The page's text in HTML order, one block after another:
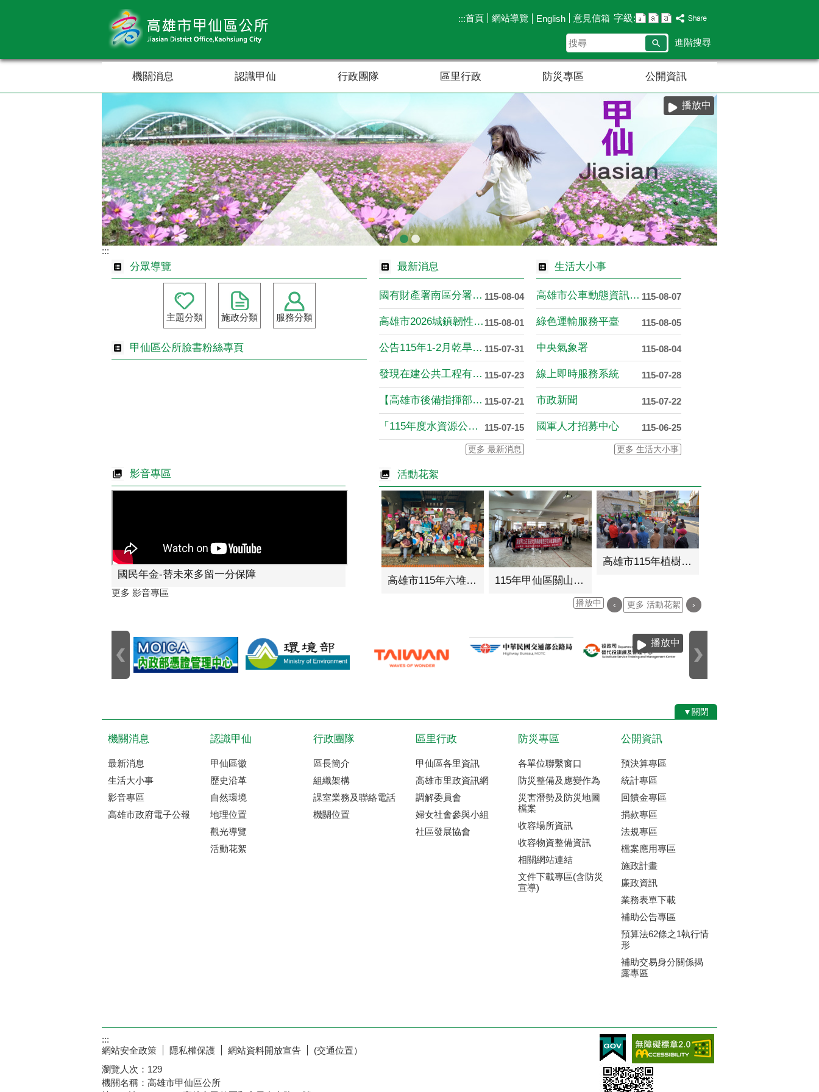
:::首頁 網站導覽 English 意見信箱 字級:
搜
尋
進階搜尋
機關消息 認識甲仙 行政團隊 區里行政 防災專區 公開資訊
播放中
:::
分眾導覽
主題分類 施政分類 服務分類
甲仙區公所臉書粉絲專頁
影音專區
國民年金-替未來多留一分保障
更多 影音專區
最新消息
115-08-04
國有財產署南區分署公告 放租....
115-08-01
高雄市2026城鎮韌性(防空)....
115-07-31
公告115年1-2月乾旱(遲發....
115-07-23
發現在建公共工程有缺失可透過全....
115-07-21
【高雄市後備指揮部機動服務臺】....
115-07-15
「115年度水資源公益支出社區....
更多 最新消息
生活大小事
115-08-07
高雄市公車動態資訊系統
115-08-05
綠色運輸服務平臺
115-08-04
中央氣象署
115-07-28
線上即時服務系統
115-07-22
市政新聞
115-06-25
國軍人才招募中心
更多 生活大小事
活動花絮
高雄市115年六堆日紀念活動 115年甲仙區關山里防災演練
高雄市115年植樹節小樹苗贈送活動圓滿成功
播放中 ‹ 更多 活動花絮 ›
播放中
▼關閉
機關消息
最新消息
生活大小事
影音專區
高雄市政府電子公報
認識甲仙
甲仙區徽
歷史沿革
自然環境
地理位置
觀光導覽
活動花絮
行政團隊
區長簡介
組織架構
課室業務及聯絡電話
機關位置
區里行政
甲仙區各里資訊
高雄市里政資訊網
調解委員會
婦女社會參與小組
社區發展協會
防災專區
各單位聯繫窗口
防災整備及應變作為
災害潛勢及防災地圖
檔案
收容場所資訊
收容物資整備資訊
相關網站連結
文件下載專區(含防災
宣導)
公開資訊
預決算專區
統計專區
回饋金專區
捐款專區
法規專區
檔案應用專區
施政計畫
廉政資訊
業務表單下載
補助公告專區
預算法62條之1執行情
形
補助交易身分關係揭
露專區
:::
網站安全政策
隱私權保護 網站資料開放宣告
(交通位置）
瀏覽人次： 129
機關名稱：高雄市甲仙區公所